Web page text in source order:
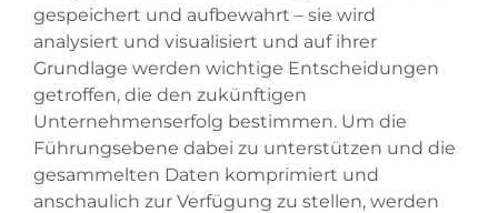
gespeichert und aufbewahrt – sie wird
analysiert und visualisiert und auf ihrer
Grundlage werden wichtige Entscheidungen
getroffen, die den zukünftigen
Unternehmenserfolg bestimmen. Um die
Führungsebene dabei zu unterstützen und die
gesammelten Daten komprimiert und
anschaulich zur Verfügung zu stellen, werden